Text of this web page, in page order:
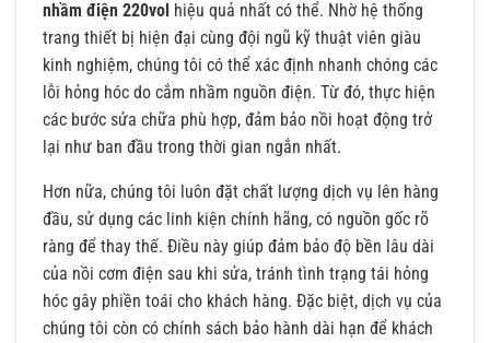
nhầm điện 220vol hiệu quả nhất có thể. Nhờ hệ thống
trang thiết bị hiện đại cùng đội ngũ kỹ thuật viên giàu
kinh nghiệm, chúng tôi có thể xác định nhanh chóng các
lỗi hỏng hóc do cắm nhầm nguồn điện. Từ đó, thực hiện
các bước sửa chữa phù hợp, đảm bảo nồi hoạt động trở
lại như ban đầu trong thời gian ngắn nhất.
Hơn nữa, chúng tôi luôn đặt chất lượng dịch vụ lên hàng
đầu, sử dụng các linh kiện chính hãng, có nguồn gốc rõ
ràng để thay thế. Điều này giúp đảm bảo độ bền lâu dài
của nồi cơm điện sau khi sửa, tránh tình trạng tái hỏng
hóc gây phiền toái cho khách hàng. Đặc biệt, dịch vụ của
chúng tôi còn có chính sách bảo hành dài hạn để khách